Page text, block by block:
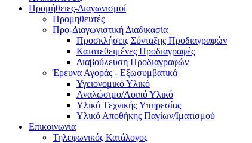
Προμήθειες-Διαγωνισμοί
Προμηθευτές
Προ-Διαγωνιστική Διαδικασία
Προσκλήσεις Σύνταξης Προδιαγραφών
Κατατεθειμένες Προδιαγραφές
Διαβούλευση Προδιαγραφών
Έρευνα Αγοράς - Εξωσυμβατικά
Υγειονομικό Υλικό
Αναλώσιμο/Λοιπό Υλικό
Υλικό Tεχνικής Yπηρεσίας
Υλικό Αποθήκης Παγίων/Ιματισμού
Επικοινωνία
Τηλεφωνικός Κατάλογος